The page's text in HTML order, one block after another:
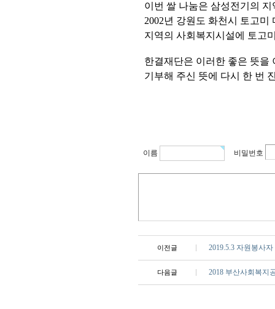
이번 쌀 나눔은 삼성전기의
2002년 강원도 화천시 토고
지역의 사회복지시설에 토고
한결재단은 이러한 좋은 뜻을
기부해 주신 뜻에 다시 한 번
이름 비밀번호
이전글 2019.5.3 자원봉사
다음글 2018 부산사회복지